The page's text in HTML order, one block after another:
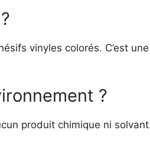
vinyles colorés. C’est
?
produit chimique ni